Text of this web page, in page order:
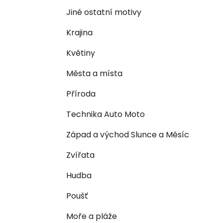
Jiné ostatní motivy
Krajina
Květiny
Města a místa
Příroda
Technika Auto Moto
Západ a východ Slunce a Měsíc
Zvířata
Hudba
Poušť
Moře a pláže